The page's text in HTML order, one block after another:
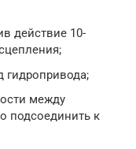
действие 10-
гидропривода;
между
подсоединить к